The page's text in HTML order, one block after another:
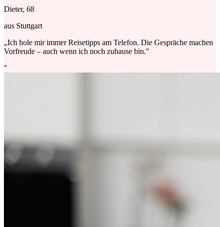
Dieter, 68
aus Stuttgart
„Ich hole mir immer Reisetipps am Telefon. Die Gespräche machen
Vorfreude – auch wenn ich noch zuhause bin."
"